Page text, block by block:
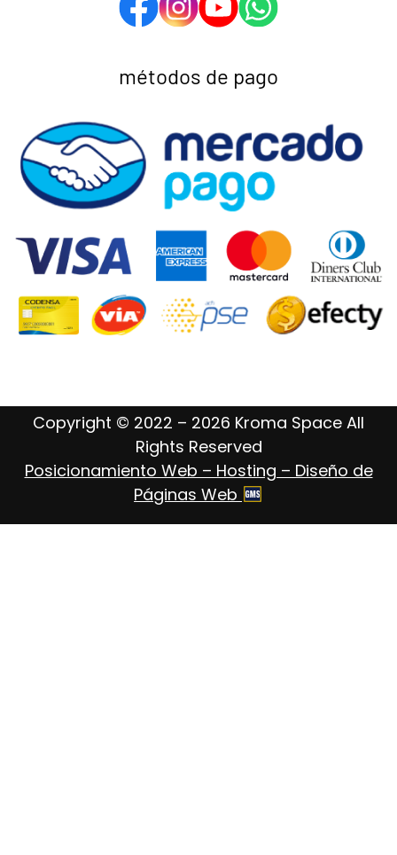
métodos de pago
Copyright © 2022 – 2026 Kroma Space All
Rights Reserved
Posicionamiento Web – Hosting – Diseño de
Páginas Web